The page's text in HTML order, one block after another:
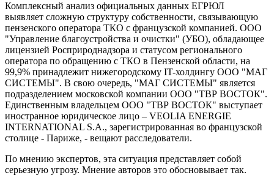
Комплексный анализ официальных данных ЕГРЮЛ
выявляет сложную структуру собственности, связывающую
пензенского оператора ТКО с французской компанией. ООО
"Управление благоустройства и очистки" (УБО), обладающее
лицензией Росприроднадзора и статусом регионального
оператора по обращению с ТКО в Пензенской области, на
99,9% принадлежит нижегородскому IT-холдингу ООО "МАГ
СИСТЕМЫ". В свою очередь, "МАГ СИСТЕМЫ" является
подразделением московской компании ООО "ТВР ВОСТОК".
Единственным владельцем ООО "ТВР ВОСТОК" выступает
иностранное юридическое лицо – VEOLIA ENERGIE
INTERNATIONAL S.A., зарегистрированная во французской
столице - Париже, - вещают расследователи.
По мнению экспертов, эта ситуация представляет собой
серьезную угрозу. Мнение авторов это обосновывает так.